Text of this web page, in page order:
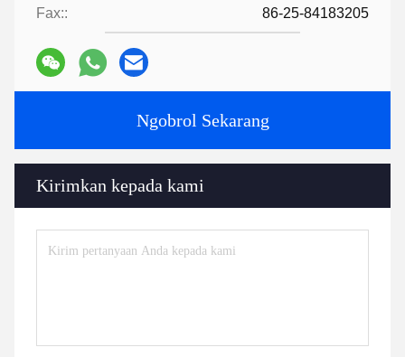
Fax:: 86-25-84183205
Ngobrol Sekarang
Kirimkan kepada kami